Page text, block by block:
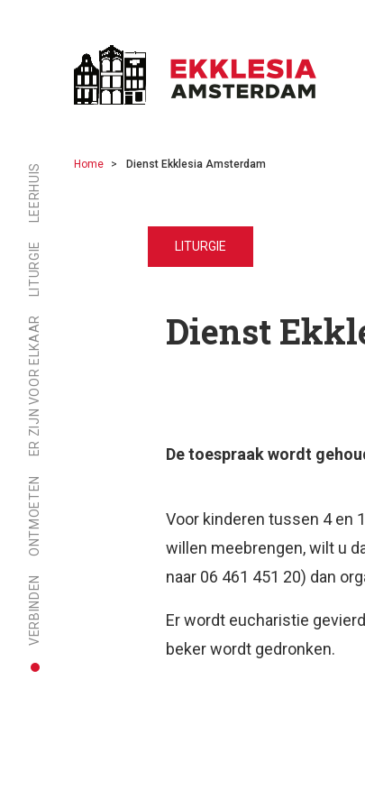
LEERHUIS
LITURGIE
ER ZIJN VOOR ELKAAR
ONTMOETEN
VERBINDEN
Home Dienst Ekklesia Amsterdam
LITURGIE
Dienst
De toespraak wordt
Voor kinderen tussen 4 en
willen meebrengen, wilt u
naar 06 461 451 20) dan
Er wordt eucharistie
beker wordt gedronken.